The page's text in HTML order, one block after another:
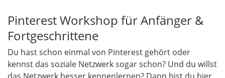
Pinterest Workshop für Anfänger &
Fortgeschrittene
Du hast schon einmal von Pinterest gehört oder
kennst das soziale Netzwerk sogar schon? Und du willst